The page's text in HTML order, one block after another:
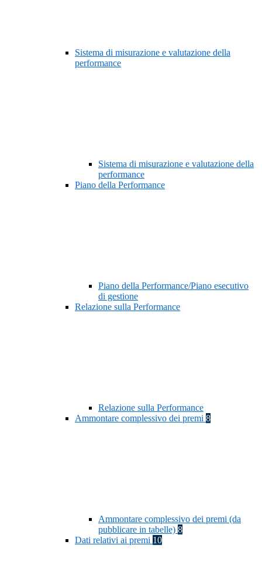
Sistema di misurazione e valutazione della
performance
Sistema di misurazione e valutazione della
performance
Piano della Performance
Piano della Performance/Piano esecutivo
di gestione
Relazione sulla Performance
Relazione sulla Performance
Ammontare complessivo dei premi 8
Ammontare complessivo dei premi (da
pubblicare in tabelle) 8
Dati relativi ai premi 10